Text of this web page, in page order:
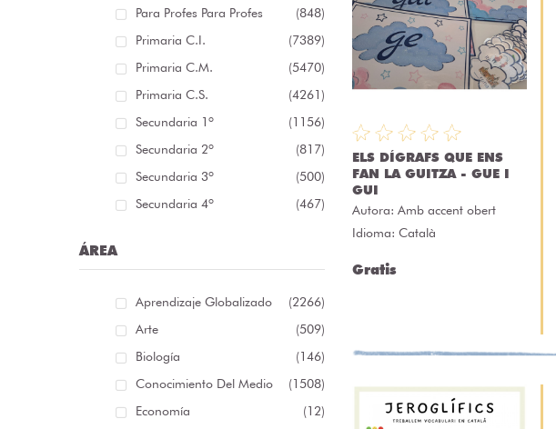
Para Profes Para Profes
(848)
Primaria C.I.
(7389)
Primaria C.M.
(5470)
Primaria C.S.
(4261)
Secundaria 1º
(1156)
Secundaria 2º
(817)
Secundaria 3º
(500)
Secundaria 4º
(467)
ÁREA
Aprendizaje Globalizado
(2266)
Arte
(509)
Biología
(146)
Conocimiento Del Medio
(1508)
Economía
(12)
ELS DÍGRAFS QUE ENS
FAN LA GUITZA - GUE I
GUI
Autora: Amb accent obert
Idioma: Català
Gratis